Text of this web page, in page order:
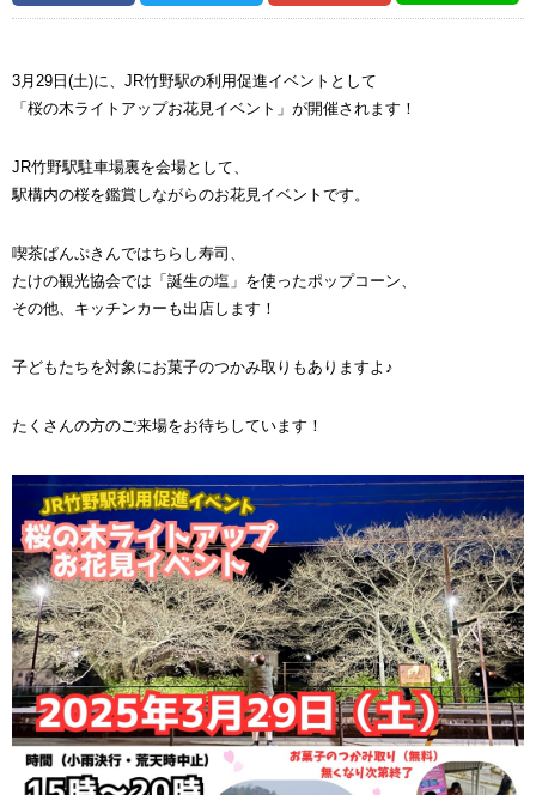
3月29日(土)に、JR竹野駅の利用促進イベントとして
「桜の木ライトアップお花見イベント」が開催されます！
JR竹野駅駐車場裏を会場として、
駅構内の桜を鑑賞しながらのお花見イベントです。
喫茶ぱんぷきんではちらし寿司、
たけの観光協会では「誕生の塩」を使ったポップコーン、
その他、キッチンカーも出店します！
子どもたちを対象にお菓子のつかみ取りもありますよ♪
たくさんの方のご来場をお待ちしています！